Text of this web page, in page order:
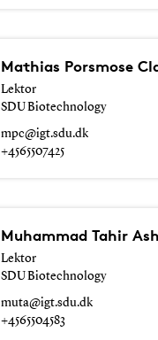
Mathias Porsmose
Lektor
SDU Biotechnology
mpc@igt.sdu.dk
+4565507425
Muhammad Tahir
Lektor
SDU Biotechnology
muta@igt.sdu.dk
+4565504583